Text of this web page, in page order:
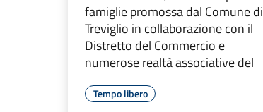
famiglie promossa dal Comune di
Treviglio in collaborazione con il
Distretto del Commercio e
numerose realtà associative del
Tempo libero